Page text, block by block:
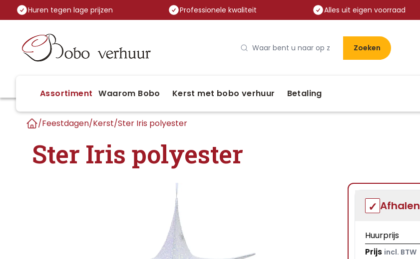
Huren tegen lage prijzen Professionele kwaliteit Alles uit eigen voorraad
Zoeken
Assortiment Waarom Bobo Kerst met bobo verhuur Betaling
/Feestdagen/Kerst/Ster Iris polyester
Ster Iris polyester
Afhalen
Huurprijs
Prijs incl. BTW